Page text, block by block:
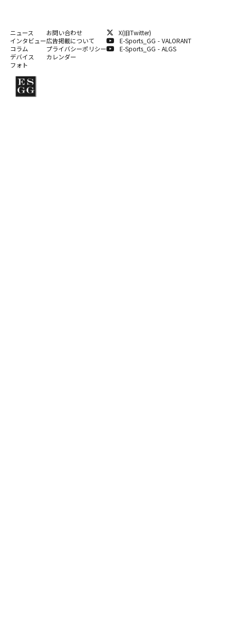
ニュース
インタビュー
コラム
デバイス
フォト
お問い合わせ
広告掲載について
プライバシーポリシー
カレンダー
X(旧Twitter)
E-Sports_GG - VALORANT
E-Sports_GG - ALGS